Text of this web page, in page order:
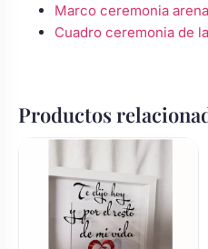
Marco ceremonia
Cuadro ceremonia de
Productos